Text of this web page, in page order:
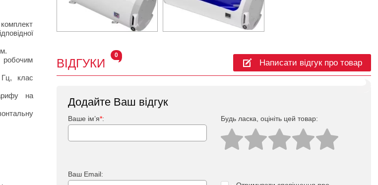
робочим
Гц, клас
на
ВІДГУКИ
0
Написати відгук про товар
Додайте Ваш відгук
Ваше ім’я*: Будь ласка, оцініть цей товар:
Ваш Email: